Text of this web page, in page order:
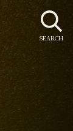
SEARCH